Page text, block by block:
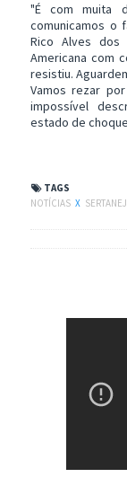
"É com muita
comunicamos o
Rico Alves
Americana com
resistiu.
Vamos rezar
impossível
estado de
TAGS
NOTÍCIAS X